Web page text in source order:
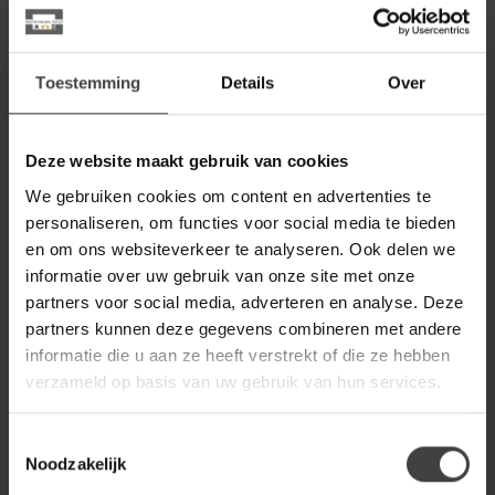
Toestemming Details Over
Deze website maakt gebruik van cookies
We gebruiken cookies om content en advertenties te
personaliseren, om functies voor social media te bieden
en om ons websiteverkeer te analyseren. Ook delen we
informatie over uw gebruik van onze site met onze
partners voor social media, adverteren en analyse. Deze
partners kunnen deze gegevens combineren met andere
informatie die u aan ze heeft verstrekt of die ze hebben
verzameld op basis van uw gebruik van hun services.
Noodzakelijk
By Boo Eettafelstoel Bliss -
beige
BY BOO
By Boo Eettafelstoel Bliss -
taupe
BY BOO
By Boo Eettafelstoel Bliss -
mosterd €179,00
By Boo Eettafelstoel Bliss €199,00
BY BOO